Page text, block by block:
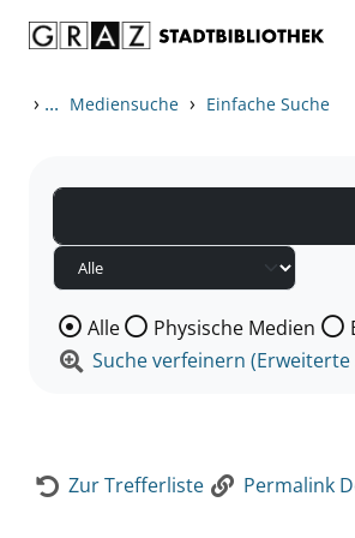
› ... Mediensuche › Einfache Suche
Wählen Sie die Medienart nach
Alle Physische Medien
Suche verfeinern (Erweiterte
Zur Trefferliste Permalink